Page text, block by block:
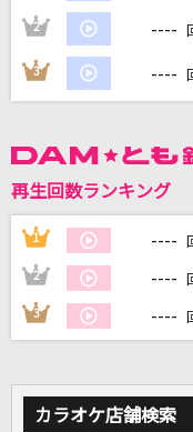
カラ
2 ----
3 ----
再生回数ランキング
1 ----
2 ----
3 ----
カラオケ店舗検索